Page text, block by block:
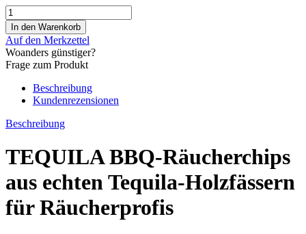
Auf den Merkzettel
Woanders günstiger?
Frage zum Produkt
Beschreibung
Kundenrezensionen
Beschreibung
TEQUILA BBQ-Räucherchips
aus echten Tequila-Holzfässern
für Räucherprofis